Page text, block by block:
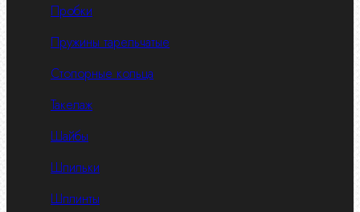
Пробки
Пружины тарельчатые
Стопорные кольца
Такелаж
Шайбы
Шпильки
Шплинты